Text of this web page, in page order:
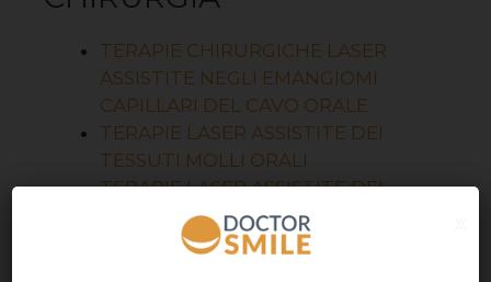
TERAPIE CHIRURGICHE LASER
ASSISTITE NEGLI EMANGIOMI
CAPILLARI DEL CAVO ORALE
TERAPIE LASER ASSISTITE DEI
TESSUTI MOLLI ORALI
TERAPIE LASER ASSISTITE DEI
GRANULOMI PIOGENICI ORALI:
caso clinico